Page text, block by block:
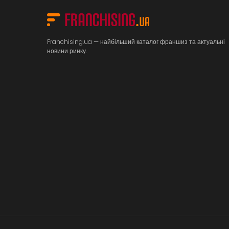
Franchising.ua — найбільший каталог франшиз та актуальні
новини ринку.